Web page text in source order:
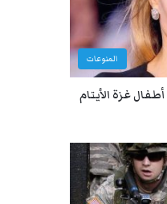
المنوعات
غزة الأيتام